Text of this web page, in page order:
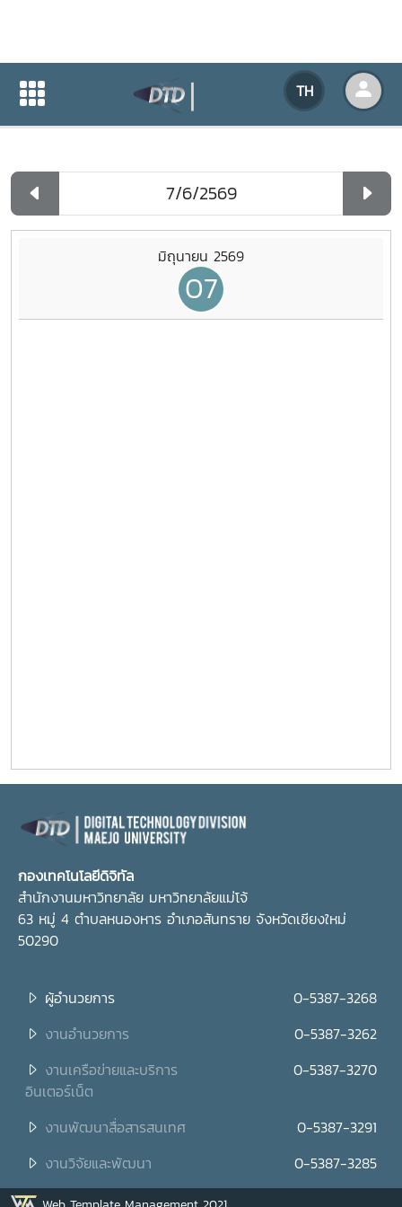
TH
ปฏิทินกิจกรรมของหน่วยงาน
ปฏิทินกิจกรรมของหน่วยงาน
มิถุนายน 2569
07
กองเทคโนโลยีดิจิทัล
สำนักงานมหาวิทยาลัย มหาวิทยาลัยแม่โจ้
63 หมู่ 4 ตำบลหนองหาร อำเภอสันทราย จังหวัดเชียงใหม่
50290
ผู้อำนวยการ
0-5387-3268
งานอำนวยการ
0-5387-3262
งานเครือข่ายและบริการ
อินเตอร์เน็ต
0-5387-3270
งานพัฒนาสื่อสารสนเทศ
0-5387-3291
งานวิจัยและพัฒนา
0-5387-3285